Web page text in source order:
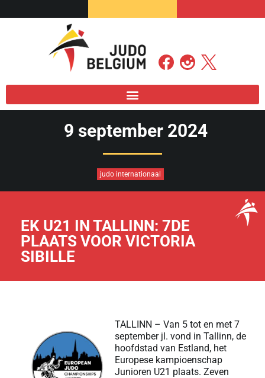
9 september 2024
judo internationaal
EK U21 IN TALLINN: 7DE
PLAATS VOOR VICTORIA
SIBILLE
TALLINN – Van 5 tot en met 7
september jl. vond in Tallinn, de
hoofdstad van Estland, het
Europese kampioenschap
Junioren U21 plaats. Zeven